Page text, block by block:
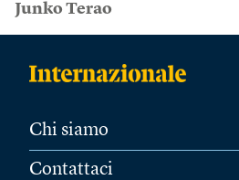
Junko Terao
Chi siamo
Contattaci